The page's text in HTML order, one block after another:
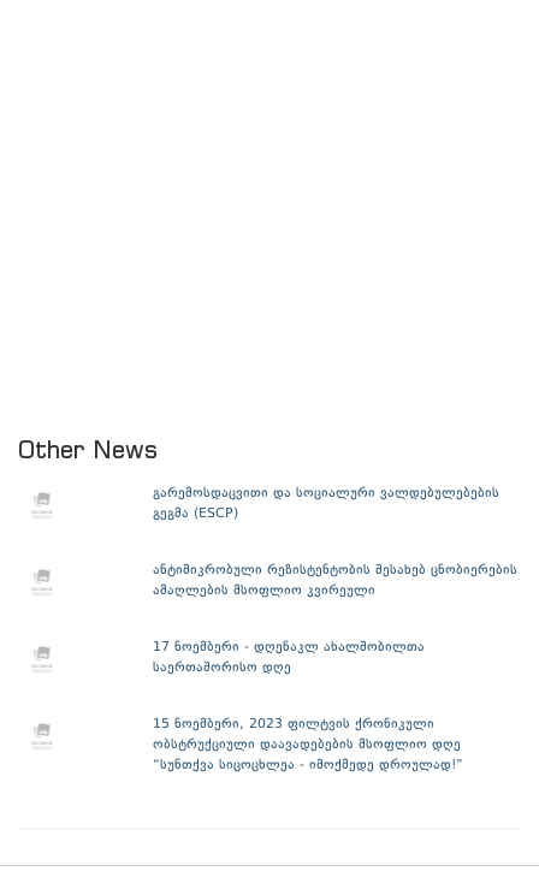
Other News
გარემოსდაცვითი და სოციალური ვალდებულებების
გეგმა (ESCP)
ანტიმიკრობული რეზისტენტობის შესახებ ცნობიერების
ამაღლების მსოფლიო კვირეული
17 ნოემბერი - დღენაკლ ახალშობილთა
საერთაშორისო დღე
15 ნოემბერი, 2023 ფილტვის ქრონიკული
ობსტრუქციული დაავადებების მსოფლიო დღე
“სუნთქვა სიცოცხლეა - იმოქმედე დროულად!”